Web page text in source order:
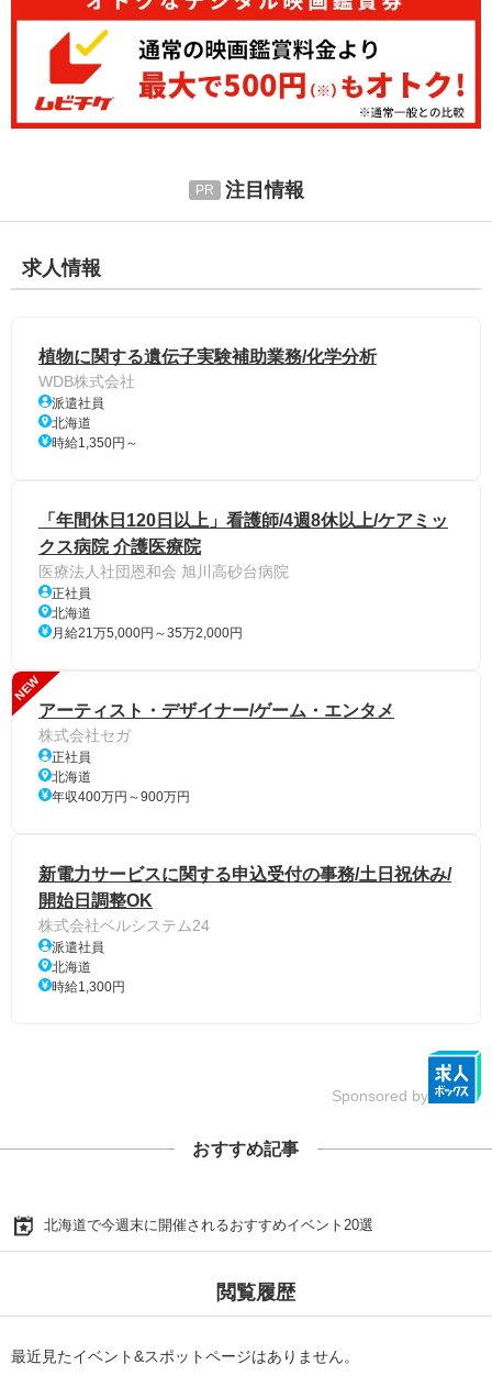
注目情報
求人情報
植物に関する遺伝子実験補助業務/化学分析
WDB株式会社
派遣社員
北海道
時給1,350円～
「年間休日120日以上」看護師/4週8休以上/ケアミッ
クス病院 介護医療院
医療法人社団恩和会 旭川高砂台病院
正社員
北海道
月給21万5,000円～35万2,000円
NEW
アーティスト・デザイナー/ゲーム・エンタメ
株式会社セガ
正社員
北海道
年収400万円～900万円
新電力サービスに関する申込受付の事務/土日祝休み/
開始日調整OK
株式会社ベルシステム24
派遣社員
北海道
時給1,300円
Sponsored by
おすすめ記事
北海道で今週末に開催されるおすすめイベント20選
閲覧履歴
最近見たイベント&スポットページはありません。